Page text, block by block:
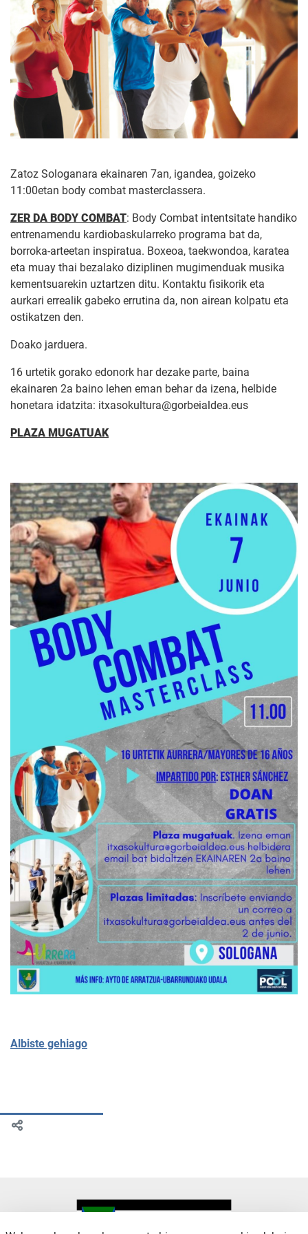
Zatoz Sologanara ekainaren 7an, igandea, goizeko
11:00etan body combat masterclassera.
ZER DA BODY COMBAT: Body Combat intentsitate handiko
entrenamendu kardiobaskularreko programa bat da,
borroka-arteetan inspiratua. Boxeoa, taekwondoa, karatea
eta muay thai bezalako diziplinen mugimenduak musika
kementsuarekin uztartzen ditu. Kontaktu fisikorik eta
aurkari errealik gabeko errutina da, non airean kolpatu eta
ostikatzen den.
Doako jarduera.
16 urtetik gorako edonork har dezake parte, baina
ekainaren 2a baino lehen eman behar da izena, helbide
honetara idatzita: itxasokultura@gorbeialdea.eus
PLAZA MUGATUAK
Albiste gehiago